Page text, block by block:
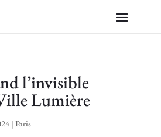
l’invisible
Lumière
| Paris